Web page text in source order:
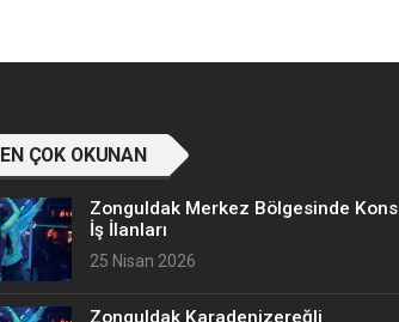
EN ÇOK OKUNAN
Zonguldak Merkez Bölgesinde Kons
İş İlanları
25 Nisan 2026
Zonguldak Karadenizereğli